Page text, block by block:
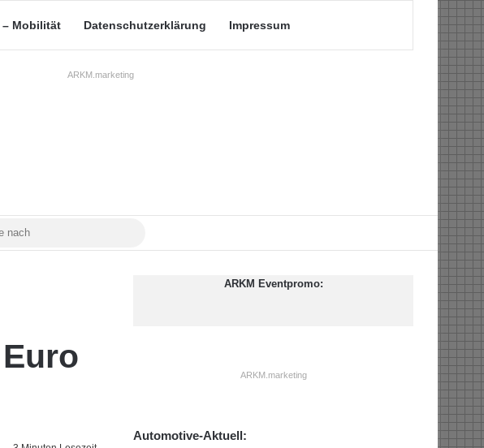
– Mobilität Datenschutzerklärung Impressum
ARKM.marketing
ARKM Eventpromo:
ARKM.marketing
Automotive-Aktuell: